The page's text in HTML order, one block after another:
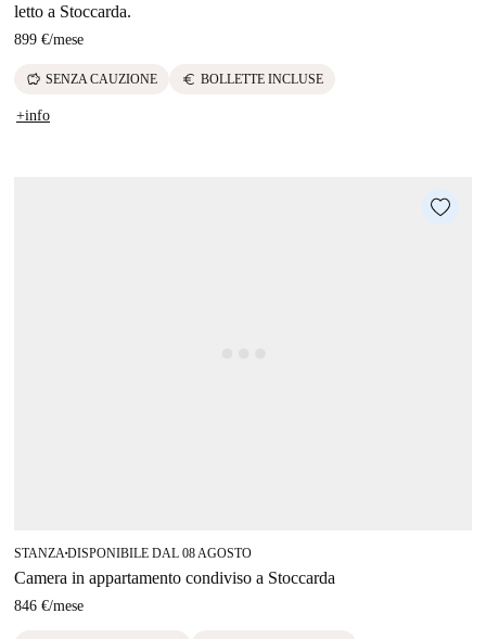
letto a Stoccarda.
899 €/mese
savings SENZA CAUZIONE euro BOLLETTE INCLUSE
+info
STANZA ■DISPONIBILE DAL 08 AGOSTO
Camera in appartamento condiviso a Stoccarda
846 €/mese